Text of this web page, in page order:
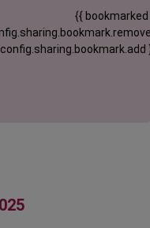
{{ bookmarked
config.sharing.bookmark.add